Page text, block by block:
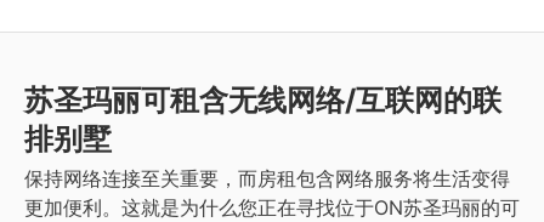
苏圣玛丽可租含无线网络/互联网的联
排别墅
保持网络连接至关重要，而房租包含网络服务将生活变得
更加便利。这就是为什么您正在寻找位于ON苏圣玛丽的可